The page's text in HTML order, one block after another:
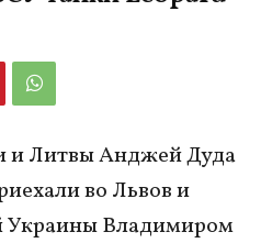
и Литвы Анджей Дуда
во Львов и
Украины Владимиром